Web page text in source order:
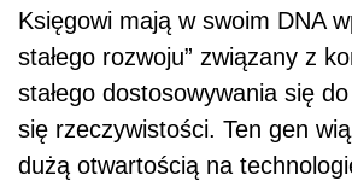
Księgowi mają w swoim DNA
stałego rozwoju” związany z
stałego dostosowywania się
się rzeczywistości. Ten gen
dużą otwartością na